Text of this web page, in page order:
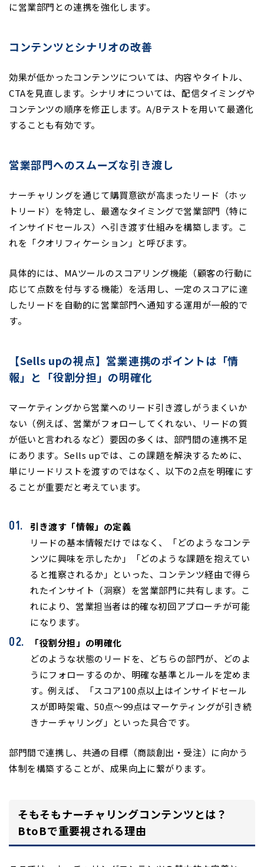
に営業部門との連携を強化します。
コンテンツとシナリオの改善
効果が低かったコンテンツについては、内容やタイトル、
CTAを見直します。シナリオについては、配信タイミングや
コンテンツの順序を修正します。A/Bテストを用いて最適化
することも有効です。
営業部門へのスムーズな引き渡し
ナーチャリングを通じて購買意欲が高まったリード（ホッ
トリード）を特定し、最適なタイミングで営業部門（特に
インサイドセールス）へ引き渡す仕組みを構築します。こ
れを「クオリフィケーション」と呼びます。
具体的には、MAツールのスコアリング機能（顧客の行動に
応じて点数を付与する機能）を活用し、一定のスコアに達
したリードを自動的に営業部門へ通知する運用が一般的で
す。
【Sells upの視点】営業連携のポイントは「情
報」と「役割分担」の明確化
マーケティングから営業へのリード引き渡しがうまくいか
ない（例えば、営業がフォローしてくれない、リードの質
が低いと言われるなど）要因の多くは、部門間の連携不足
にあります。Sells upでは、この課題を解決するために、
単にリードリストを渡すのではなく、以下の2点を明確にす
ることが重要だと考えています。
引き渡す「情報」の定義
リードの基本情報だけではなく、「どのようなコンテ
ンツに興味を示したか」「どのような課題を抱えてい
ると推察されるか」といった、コンテンツ経由で得ら
れたインサイト（洞察）を営業部門に共有します。こ
れにより、営業担当者は的確な初回アプローチが可能
になります。
「役割分担」の明確化
どのような状態のリードを、どちらの部門が、どのよ
うにフォローするのか、明確な基準とルールを定めま
す。例えば、「スコア100点以上はインサイドセール
スが即時架電、50点〜99点はマーケティングが引き続
きナーチャリング」といった具合です。
部門間で連携し、共通の目標（商談創出・受注）に向かう
体制を構築することが、成果向上に繋がります。
そもそもナーチャリングコンテンツとは？
BtoBで重要視される理由